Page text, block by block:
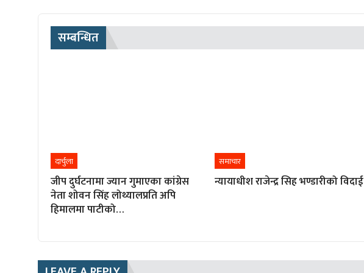
सम्बन्धित
दार्चुला
जीप दुर्घटनामा ज्यान गुमाएका कांग्रेस
नेता शोवन सिंह लोथ्यालप्रति अपि
हिमालमा पाटीको…
समाचार
न्यायाधीश राजेन्द्र सिह भण्डारीको विदाई